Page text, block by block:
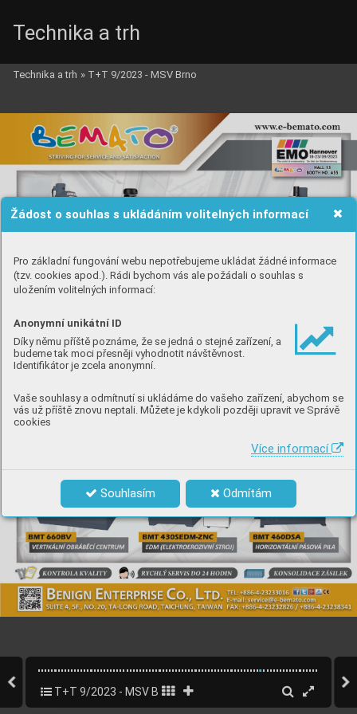
Žádost o souhlas s ukládáním volitelných informací
Pro základní fungování webu nepotřebujeme ukládat žádné informace
(tzv. cookies apod.). Rádi bychom vás ale požádali o souhlas s
uložením volitelných informací:
Anonymní unikátní ID
Díky němu příště poznáme, že se jedná o stejné zařízení, a
budeme tak moci přesněji vyhodnotit návštěvnost.
Identifikátor je zcela anonymní.
Vaše souhlasy a odmítnutí si ukládáme do vašeho zařízení, abychom se
vás už příště znovu neptali. Můžete je kdykoli později upravit ve Správě
cookies
Více informací
Souhlasím Odmítám
Technika a trh
Technika a trh » T+T 9/2023 - MSV Brno
T+T 9/2023 - MSV Brno 63